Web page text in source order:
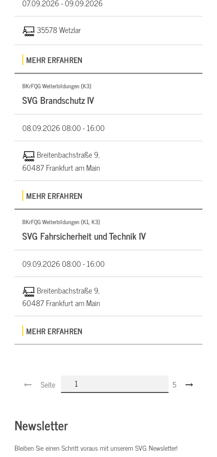
07.09.2026 -09.09.2026
35578 Wetzlar
MEHR ERFAHREN
BKrFQG Weiterbildungen (K3)
SVG Brandschutz IV
08.09.202608:00 - 16:00
Breitenbachstraße 9,
60487 Frankfurt am Main
MEHR ERFAHREN
BKrFQG Weiterbildungen (K1, K3)
SVG Fahrsicherheit und Technik IV
09.09.202608:00 - 16:00
Breitenbachstraße 9,
60487 Frankfurt am Main
MEHR ERFAHREN
Seite 5
Newsletter
Bleiben Sie einen Schritt voraus mit unserem SVG Newsletter!